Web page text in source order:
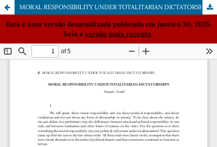
MORAL RESPONSIBILITY UNDER TOTALITARIAN DICTATORSHIPS
Esta é uma versão desatualizada publicada em janeiro 30, 2025.
Leia a versão mais recente.